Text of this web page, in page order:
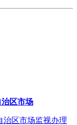
区市场
治区市场监视办理